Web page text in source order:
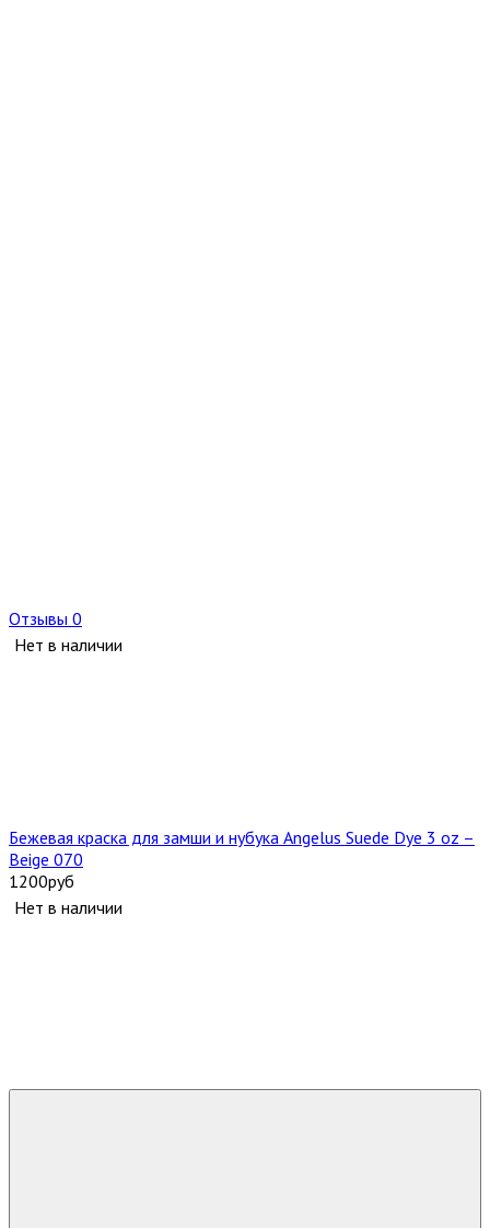
Отзывы 0
Нет в наличии
Бежевая краска для замши и нубука Angelus Suede Dye 3 oz –
Beige 070
1200руб
Нет в наличии